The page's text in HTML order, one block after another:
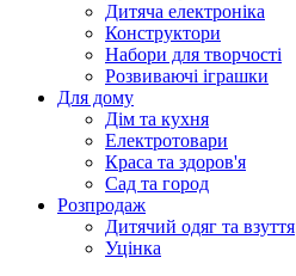
Дитяча електроніка
Конструктори
Набори для творчості
Розвиваючі іграшки
Для дому
Дім та кухня
Електротовари
Краса та здоров'я
Сад та город
Розпродаж
Дитячий одяг та взуття
Уцінка